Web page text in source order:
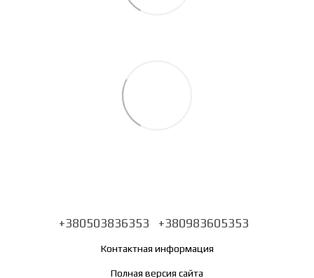
+380503836353 +380983605353
Контактная информация
Полная версия сайта